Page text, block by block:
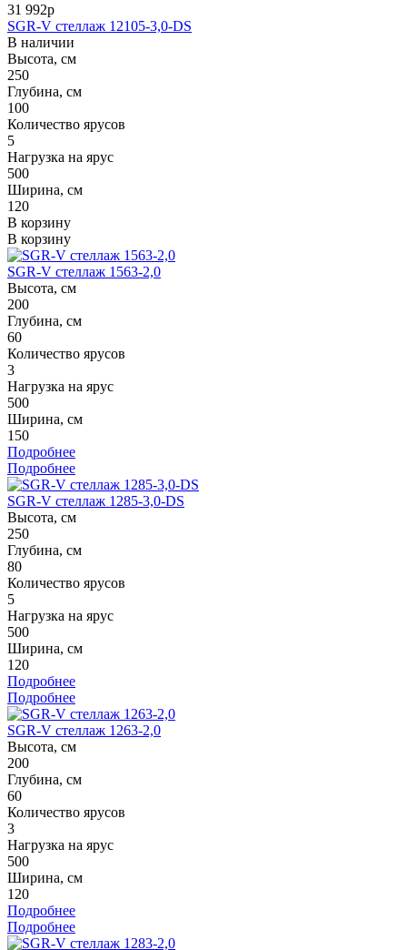
31 992р
SGR-V стеллаж 12105-3,0-DS
В наличии
Высота, см
250
Глубина, см
100
Количество ярусов
5
Нагрузка на ярус
500
Ширина, см
120
В корзину
В корзину
SGR-V стеллаж 1563-2,0
Высота, см
200
Глубина, см
60
Количество ярусов
3
Нагрузка на ярус
500
Ширина, см
150
Подробнее
Подробнее
SGR-V стеллаж 1285-3,0-DS
Высота, см
250
Глубина, см
80
Количество ярусов
5
Нагрузка на ярус
500
Ширина, см
120
Подробнее
Подробнее
SGR-V стеллаж 1263-2,0
Высота, см
200
Глубина, см
60
Количество ярусов
3
Нагрузка на ярус
500
Ширина, см
120
Подробнее
Подробнее